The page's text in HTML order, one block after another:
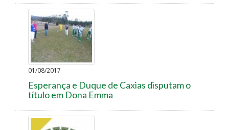
01/08/2017
Esperança e Duque de Caxias disputam o
título em Dona Emma